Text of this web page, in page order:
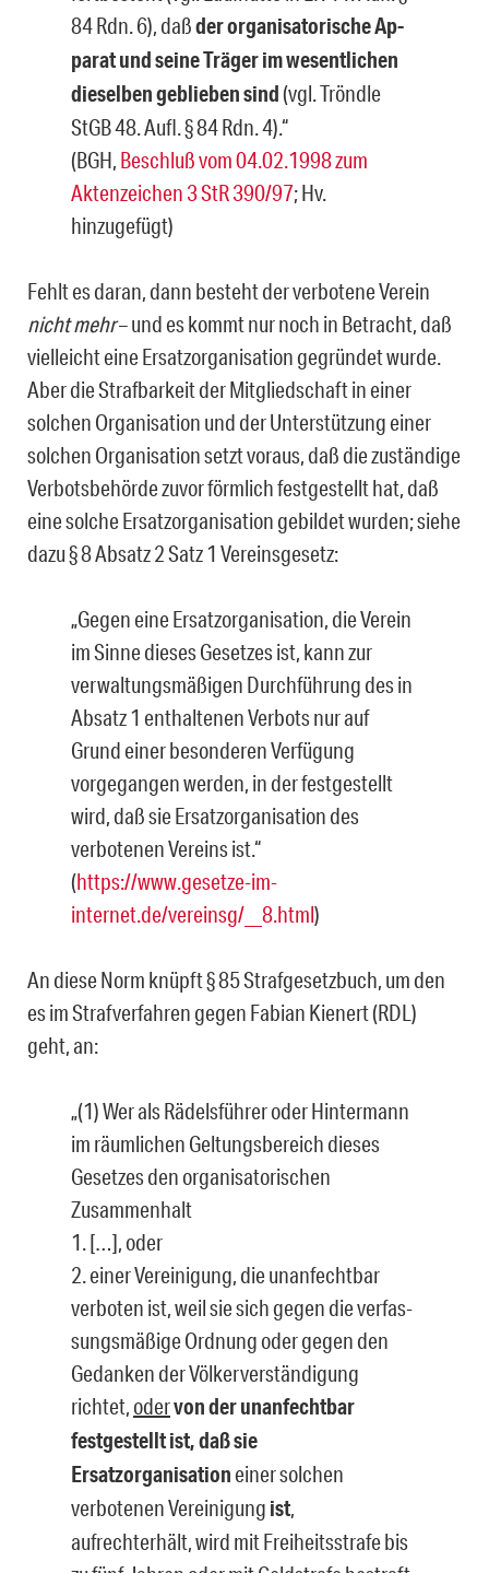
84 Rdn. 6), daßder organisatorische Ap­
parat und seine Träger im wesentlichen
dieselben geblieben sind(vgl. Tröndle
StGB 48. Aufl. § 84 Rdn. 4).“
(BGH, Beschluß vom 04.02.1998 zum
Aktenzeichen 3 StR 390/97; Hv.
hinzugefügt)
Fehlt es daran, dann besteht der verbotene Verein
nicht mehr– und es kommt nur noch in Betracht, daß
vielleicht eine Ersatzorganisation gegründet wurde.
Aber die Strafbarkeit der Mitgliedschaft in einer
solchen Organisation und der Unterstützung einer
solchen Or­ganisation setzt voraus, daß die zuständige
Verbotsbehörde zuvor förmlich festgestellt hat, daß
eine solche Ersatzorganisation gebildet wurden; siehe
dazu § 8 Absatz 2 Satz 1 Vereinsgesetz:
„Gegen eine Ersatzorganisation, die Verein
im Sinne dieses Gesetzes ist, kann zur
verwaltungsmäßigen Durchführung des in
Absatz 1 enthaltenen Verbots nur auf
Grund einer besonderen Verfügung
vorgegangen werden, in der festgestellt
wird, daß sie Ersatzorganisation des
verbotenen Vereins ist.“
(https://www.gesetze-im-
internet.de/vereinsg/__8.html)
An diese Norm knüpft § 85 Strafgesetzbuch, um den
es im Strafverfahren gegen Fabian Kienert (RDL)
geht, an:
„(1) Wer als Rädelsführer oder Hintermann
im räumlichen Geltungsbereich dieses
Gesetzes den organisatorischen
Zusammenhalt
1. […], oder
2. einer Vereinigung, die unanfechtbar
verboten ist, weil sie sich gegen die verfas­
sungsmäßige Ordnung oder gegen den
Gedanken der Völkerverständigung
richtet,odervon der unanfechtbar
festgestellt ist, daß sie
Ersatzorganisationeiner sol­chen
verbotenen Vereinigung ist,
aufrechterhält, wird mit Freiheitsstrafe bis